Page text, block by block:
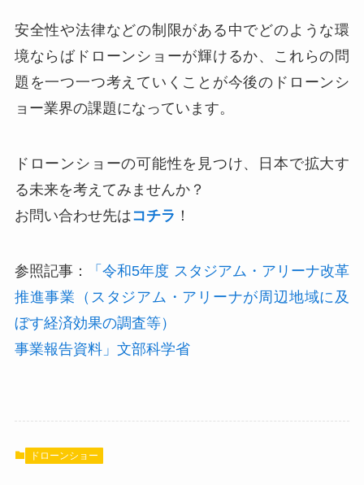
安全性や法律などの制限がある中でどのような環
境ならばドローンショーが輝けるか、これらの問
題を一つ一つ考えていくことが今後のドローンシ
ョー業界の課題になっています。
ドローンショーの可能性を見つけ、日本で拡大す
る未来を考えてみませんか？
お問い合わせ先はコチラ ！
参照記事：
「令和5年度 スタジアム・アリーナ改革
推進事業（スタジアム・アリーナが周辺地域に及
ぼす経済効果の調査等）
事業報告資料」文部科学省
ドローンショー